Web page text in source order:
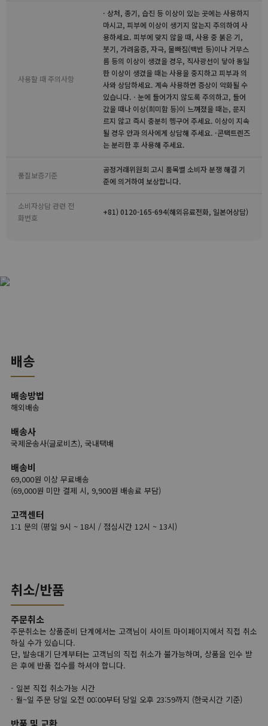
사용할 때 주의사항
· 상처, 종기, 습진 등 이상이 있는 곳에는 사용하지
마시고, 피부에 이상이 생기지 않는지 주의하여 사
용하세요. 피부에 맞지 않을 때, 사용 중 붉은 기,
붓기, 가려움증, 자극, 물빠짐(백반 등)이나 거무스
름 등의 이상이 생겼을 경우, 직사광선이 닿아 동일
한 이상이 생겼을 때는 사용을 중지하고 피부과 의
사와 상담하세요. 계속 사용하면 증상이 악화될 수
있습니다. · 눈에 들어가지 않도록 주의하고, 들어
갔을 때나 이상(희미함 등)이 느껴졌을 때는, 문지
르지 않고 즉시 충분히 헹구어 주세요. 이상이 지속
될 경우 안과 의사에게 상담해 주세요. ·콘택트렌즈
는 분리한 후 사용해 주세요.
품질보증기준
공정거래위원회 고시 품목별 소비자 분쟁 해결 기
준에 의거하여 보상합니다.
소비자상담 관련 전
화번호
+81) 0120-165-694(해외유료전화, 일본어상담)
배송
배송방법
해외배송
배송사
국제운송사(글로비츠), 국내택배
배송비
69,000원 이상 무료배송
(69,000원 미만 결제 시, 9,900원 배송료 부담)
고객센터
1:1 문의 (평일 9시 ~ 18시 / 점심시간 12시 ~ 13시)
취소/반품
주문취소
주문취소는 상품준비 단계에서는 고객님이 사이트 마이페이지에서 직접 취소
하실 수가 있습니다.
단, 발송대기 단계부터는 고객님의 직접 취소가 불가능하며, 상품을 인수 받
은 후에 반품 접수를 하셔야 합니다.
- 일본 직접 취소가능 시간
· 월~일 주문 당일 오전 00:00부터 당일 오후 23:59까지 (한국시간 기준)
반품 및 교환